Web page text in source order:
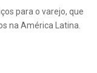
para o varejo, que
na América Latina.